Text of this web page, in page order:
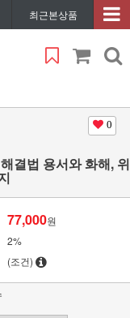
최근본상품
0
결법 용서와 화해, 위
77,000원
2%
(조건)